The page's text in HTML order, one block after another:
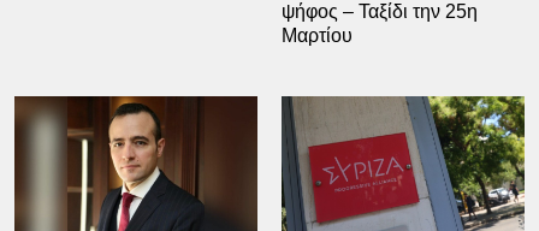
ψήφος – Ταξίδι την 25η
Μαρτίου